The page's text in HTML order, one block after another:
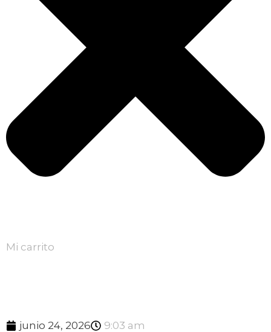
Mi carrito
junio 24, 2026 9:03 am